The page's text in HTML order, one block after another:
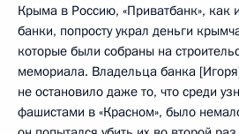
Крыма в Россию, «Приватбанк», как
банки, попросту украл деньги
которые были собраны на
мемориала. Владельца банка
не остановило даже то, что среди
фашистами в «Красном», было